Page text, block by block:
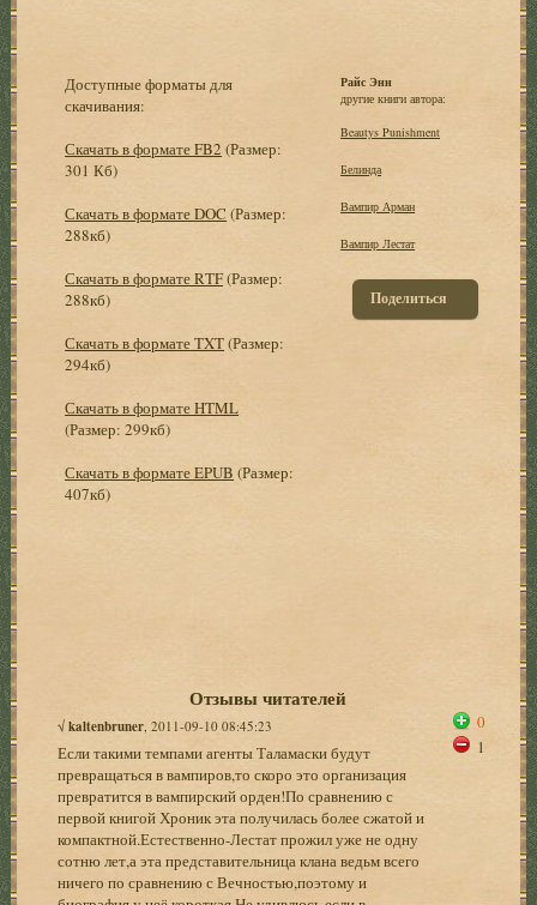
Доступные форматы для
скачивания:
Скачать в формате FB2 (Размер:
301 Кб)
Скачать в формате DOC (Размер:
288кб)
Скачать в формате RTF(Размер:
288кб)
Скачать в формате TXT(Размер:
294кб)
Скачать в формате HTML
(Размер: 299кб)
Скачать в формате EPUB (Размер:
407кб)
Райс Энн
другие книги автора:
Beautys Punishment
Белинда
Вампир Арман
Вампир Лестат
Поделиться
Отзывы читателей
√kaltenbruner , 2011-09-10 08:45:23
Если такими темпами агенты Таламаски будут
превращаться в вампиров,то скоро это организация
превратится в вампирский орден!По сравнению с
первой книгой Хроник эта получилась более сжатой и
компактной.Естественно-Лестат прожил уже не одну
сотню лет,а эта представительница клана ведьм всего
ничего по сравнению с Вечностью,поэтому и
0
1